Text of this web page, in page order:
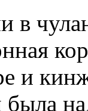
в
и
была